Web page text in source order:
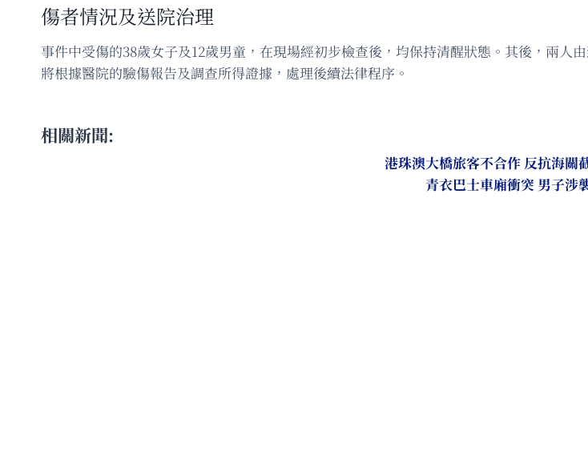
傷者情況及送院治理
事件中受傷的38歲女子及12歲男童，在現場經初步檢查後，均保持清醒狀態。其後，兩人
將根據醫院的驗傷報告及調查所得證據，處理後續法律程序。
相關新聞:
港珠澳大橋旅客不合作 反抗海關
青衣巴士車廂衝突 男子涉